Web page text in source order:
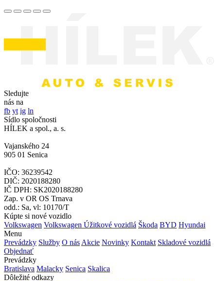
Sledujte
nás na
fb yt ig ln
Sídlo spoločnosti
HÍLEK a spol., a. s.
Vajanského 24
905 01 Senica
IČO: 36239542
DIČ: 2020188280
IČ DPH: SK2020188280
Zap. v OR OS Trnava
odd.: Sa, vl: 10170/T
Kúpte si nové vozidlo
Volkswagen Volkswagen Úžitkové vozidlá Škoda BYD Hyundai
Menu
Prevádzky Služby O nás Akcie Novinky Kontakt Skladové vozidlá
Objednať
Prevádzky
Bratislava Malacky Senica Skalica
Dôležité odkazy